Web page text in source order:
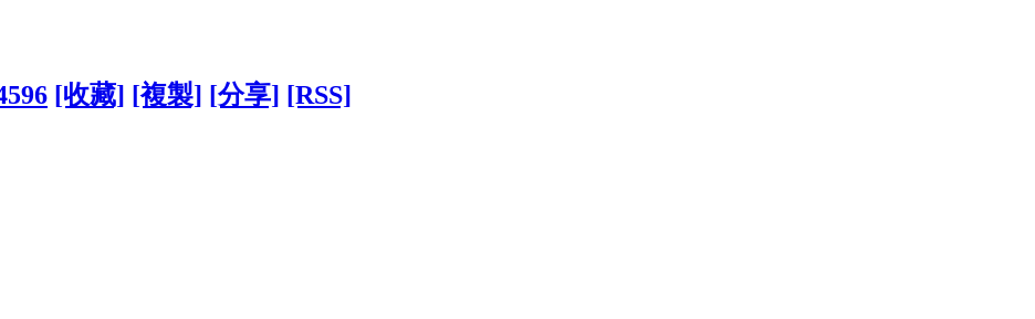
[收藏] [複製] [分享] [RSS]